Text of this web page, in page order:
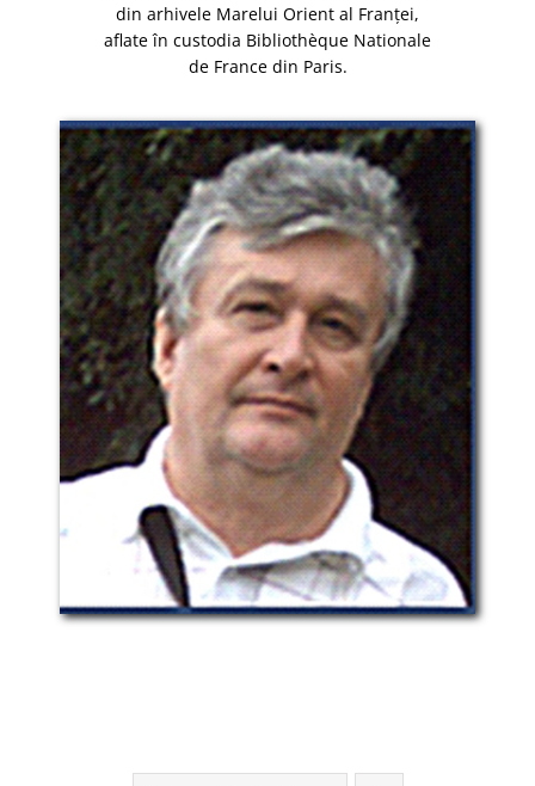
din arhivele Marelui Orient al Franței,
aflate în custodia Bibliothèque Nationale
de France din Paris.